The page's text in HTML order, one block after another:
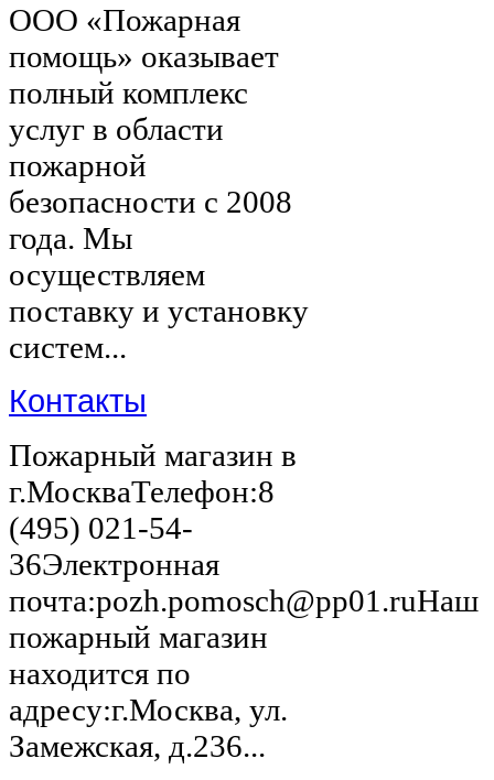
ООО «Пожарная
помощь» оказывает
полный комплекс
услуг в области
пожарной
безопасности с 2008
года. Мы
осуществляем
поставку и установку
систем...
Контакты
Пожарный магазин в
г.МоскваТелефон:8
(495) 021-54-
36Электронная
почта:pozh.pomosch@pp01.ruНаш
пожарный магазин
находится по
адресу:г.Москва, ул.
Замежская, д.236...